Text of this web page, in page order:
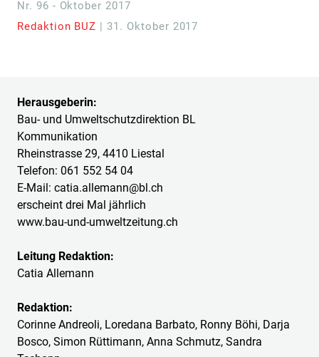
Nr. 96 - Oktober 2017
Redaktion BUZ | 31. Oktober 2017
Herausgeberin:
Bau- und Umweltschutzdirektion BL
Kommunikation
Rheinstrasse 29, 4410 Liestal
Telefon: 061 552 54 04
E-Mail: catia.allemann@bl.ch
erscheint drei Mal jährlich
www.bau-und-umweltzeitung.ch
Leitung Redaktion:
Catia Allemann
Redaktion:
Corinne Andreoli, Loredana Barbato, Ronny Böhi, Darja
Bosco, Simon Rüttimann, Anna Schmutz, Sandra